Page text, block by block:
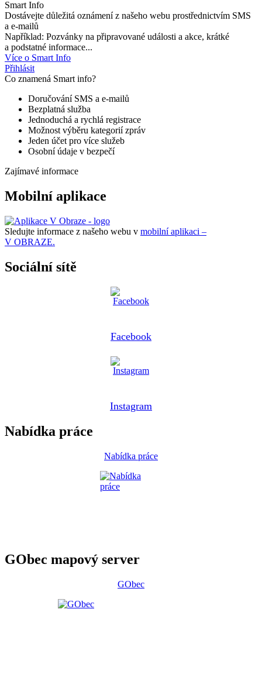
Smart Info
Dostávejte důležitá oznámení z našeho webu prostřednictvím SMS
a e-mailů
Například: Pozvánky na připravované události a akce, krátké
a podstatné informace...
Více o Smart Info
Přihlásit
Co znamená Smart info?
Doručování SMS a e-mailů
Bezplatná služba
Jednoduchá a rychlá registrace
Možnost výběru kategorií zpráv
Jeden účet pro více služeb
Osobní údaje v bezpečí
Zajímavé informace
Mobilní aplikace
Sledujte informace z našeho webu v mobilní aplikaci –
V OBRAZE.
Sociální sítě
Facebook
Instagram
Nabídka práce
Nabídka práce
GObec mapový server
GObec